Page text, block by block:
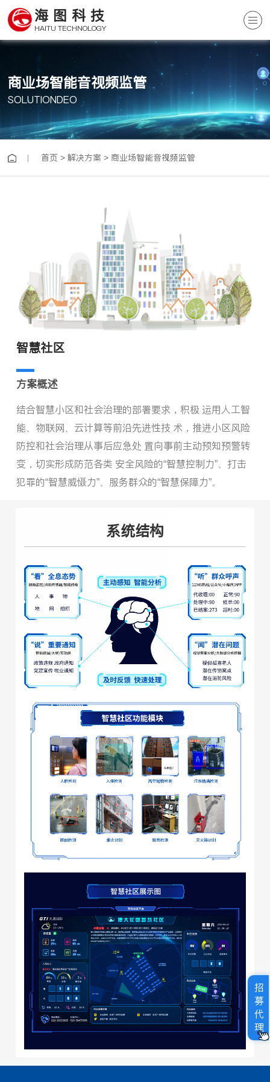
海图科技
HAITU TECHNOLOGY
商业场智能音视频监管
SOLUTIONDEO
首页 >解决方案 >商业场智能音视频监管
智慧社区
方案概述
结合智慧小区和社会治理的部署要求，积极 运用人工智
能、物联网、云计算等前沿先进性技 术，推进小区风险
防控和社会治理从事后应急处 置向事前主动预知预警转
变，切实形成防范各类 安全风险的“智慧控制力”、打击
犯罪的“智慧威慑力”、服务群众的“智慧保障力”。
系统结构
招
募
代
理